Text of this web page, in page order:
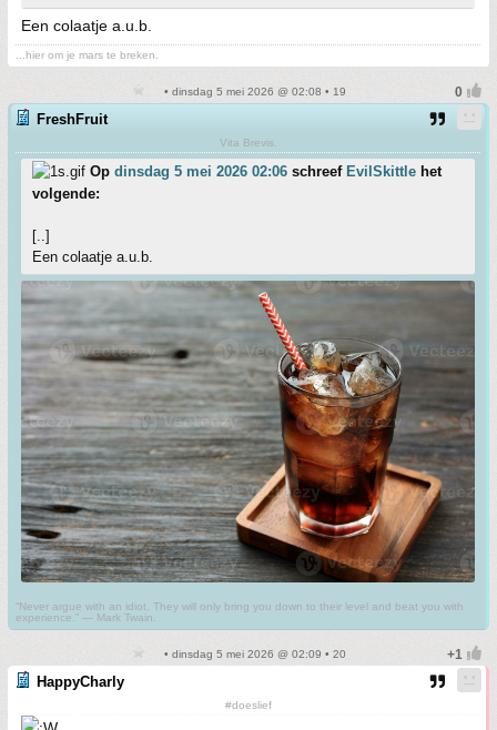
Een colaatje a.u.b.
...hier om je mars te breken.
• dinsdag 5 mei 2026 @ 02:08 • 19
FreshFruit
Vita Brevis.
Op dinsdag 5 mei 2026 02:06 schreef EvilSkittle het
volgende:
[..]
Een colaatje a.u.b.
“Never argue with an idiot. They will only bring you down to their level and beat you with
experience.” ― Mark Twain.
• dinsdag 5 mei 2026 @ 02:09 • 20
HappyCharly
#doeslief